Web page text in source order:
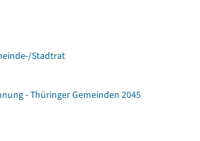
Stadtrat
- Thüringer Gemeinden 2045